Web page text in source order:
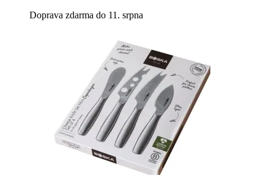
Doprava zdarma do 11. srpna